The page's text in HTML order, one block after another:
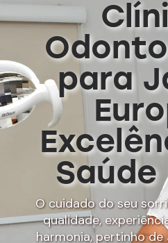
para
Saúde
O cuidado do seu
qualidade,
harmonia, pertinho de